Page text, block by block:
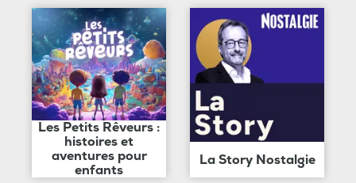
Les Petits Rêveurs :
histoires et
aventures pour
enfants
La Story Nostalgie